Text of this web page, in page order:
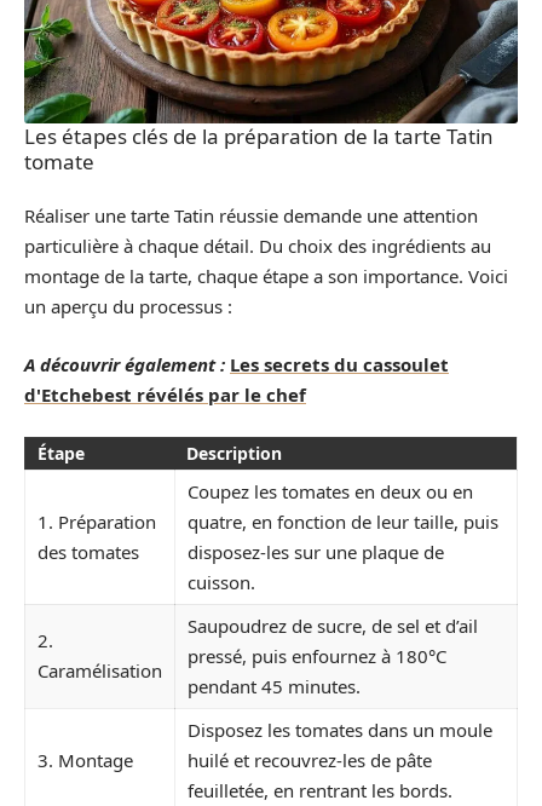
Les étapes clés de la préparation de la tarte Tatin
tomate
Réaliser une tarte Tatin réussie demande une attention
particulière à chaque détail. Du choix des ingrédients au
montage de la tarte, chaque étape a son importance. Voici
un aperçu du processus :
A découvrir également : Les secrets du cassoulet
d'Etchebest révélés par le chef
Étape Description
1. Préparation
des tomates
Coupez les tomates en deux ou en
quatre, en fonction de leur taille, puis
disposez-les sur une plaque de
cuisson.
2.
Caramélisation
Saupoudrez de sucre, de sel et d’ail
pressé, puis enfournez à 180°C
pendant 45 minutes.
3. Montage
Disposez les tomates dans un moule
huilé et recouvrez-les de pâte
feuilletée, en rentrant les bords.